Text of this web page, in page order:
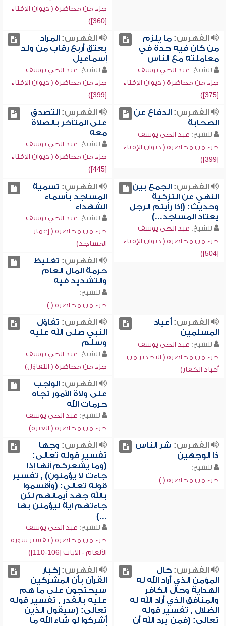
جزء من محاضرة ( ديوان الإفتاء
[360])
الفهرس:ما يلزم
من كان فيه حدة في
معاملته مع الناس
للشيخ: عبد الحي يوسف
جزء من محاضرة ( ديوان الإفتاء
[375])
الفهرس:المراد
بعتق أربع رقاب من ولد
إسماعيل
للشيخ: عبد الحي يوسف
جزء من محاضرة ( ديوان الإفتاء
[399])
الفهرس:الدفاع عن
الصحابة
للشيخ: عبد الحي يوسف
جزء من محاضرة ( ديوان الإفتاء
[399])
الفهرس:التصدق
على المتأخر بالصلاة
معه
للشيخ: عبد الحي يوسف
جزء من محاضرة ( ديوان الإفتاء
[445])
الفهرس:الجمع بين
النهي عن التزكية
وحديث: (إذا رأيتم الرجل
يعتاد المساجد...)
للشيخ: عبد الحي يوسف
جزء من محاضرة ( ديوان الإفتاء
[504])
الفهرس: تسمية
المساجد بأسماء
الشهداء
للشيخ: عبد الحي يوسف
جزء من محاضرة ( إعمار
المساجد)
الفهرس: تغليظ
حرمة المال العام
والتشديد فيه
للشيخ:
جزء من محاضرة ( )
الفهرس:أعياد
المسلمين
للشيخ: عبد الحي يوسف
جزء من محاضرة ( التحذير من
أعياد الكفار)
الفهرس: تفاؤل
النبي صلى الله عليه
وسلم
للشيخ: عبد الحي يوسف
جزء من محاضرة ( التفاؤل)
الفهرس:الواجب
على ولاة الأمور تجاه
حرمات الله
للشيخ: عبد الحي يوسف
جزء من محاضرة ( الغيرة)
الفهرس: شر الناس
ذا الوجهين
للشيخ:
جزء من محاضرة ( )
الفهرس: وجها
تفسير قوله تعالى:
(وما يشعركم أنها إذا
جاءت لا يؤمنون) , تفسير
قوله تعالى: (وأقسموا
بالله جهد أيمانهم لئن
جاءتهم آية ليؤمنن بها
...)
للشيخ: عبد الحي يوسف
جزء من محاضرة ( تفسير سورة
الأنعام - الآيات [106-110])
الفهرس:حال
المؤمن الذي أراد الله له
الهداية وحال الكافر
والمنافق الذي أراد الله له
الضلال , تفسير قوله
تعالى: (فمن يرد الله أن
الفهرس:إخبار
القرآن بأن المشركين
سيحتجون على ما هم
عليه بالقدر , تفسير قوله
تعالى: (سيقول الذين
أشركوا لو شاء الله ما